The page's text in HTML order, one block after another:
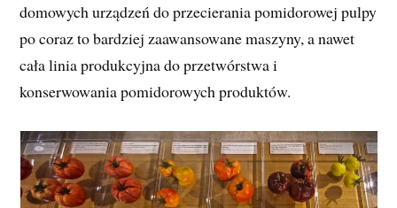
domowych urządzeń do przecierania pomidorowej pulpy
po coraz to bardziej zaawansowane maszyny, a nawet
cała linia produkcyjna do przetwórstwa i
konserwowania pomidorowych produktów.